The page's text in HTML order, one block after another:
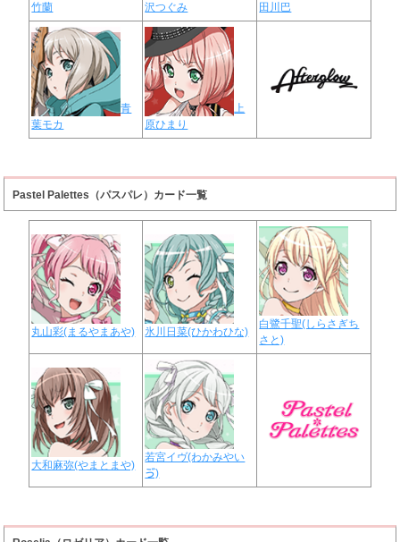
竹蘭
沢つぐみ
田川巴
青
葉モカ
上
原ひまり
Pastel Palettes（パスパレ）カード一覧
丸山彩(まるやまあや) 氷川日菜(ひかわひな)
白鷺千聖(しらさぎち
さと)
大和麻弥(やまとまや)
若宮イヴ(わかみやい
ゔ)